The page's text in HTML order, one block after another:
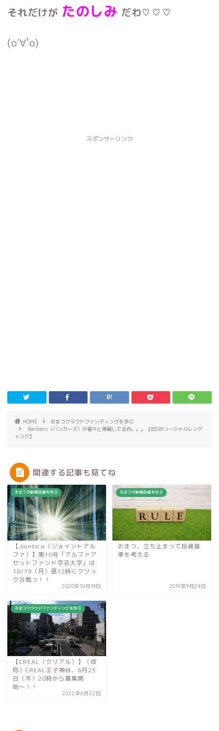
それだけが たのしみ だわ♡♡♡
(о´∀`о)
スポンサーリンク
HOME
おまつクラウドファンディングを学ぶ
Bankers（バンカーズ）が着々と準備してる件。。。【旧SBIソーシャルレンデ
ィング】
関連する記事も見てね
おまつ不動産投資を学ぶ
【Jointo α（ジョイントアル
ファ）】第10号「アルファア
セットファンド学芸大学」は
10/19（月）昼12時にクリッ
ク合戦っ！！
2020年10月18日
おまつ不動産投資を学ぶ
おまつ、立ち止まって投資基
準を考える
2019年9月24日
おまつクラウドファンディングを学ぶ
【CREAL（クリアル）】（仮
称）CREAL王子神谷、6月23
日（木）20時から募集開
始〜！！
2022年6月22日